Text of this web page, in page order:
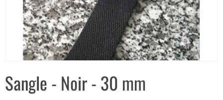
Sangle - Noir - 30 mm